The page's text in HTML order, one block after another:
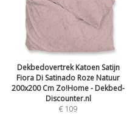
Dekbedovertrek Katoen Satijn
Fiora Di Satinado Roze Natuur
200x200 Cm Zo!Home - Dekbed-
Discounter.nl
€ 109